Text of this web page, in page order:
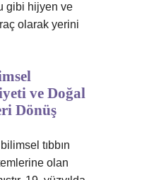
gibi hijyen ve
olarak yerini
ve Doğal
Dönüş
tıbbın
olan